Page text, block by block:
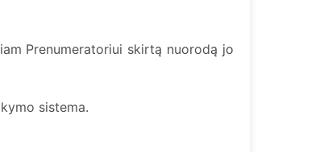
Prenumeratoriui skirtą nuorodą jo
sistema.